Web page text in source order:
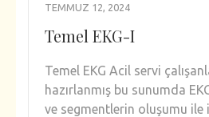
TEMMUZ 12, 2024
Temel EKG-I
Temel EKG Acil servi
hazırlanmış bu sunumda
ve segmentlerin oluşumu ile